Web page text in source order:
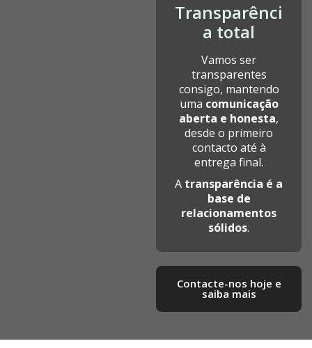
Transparênci
a total
Vamos ser
transparentes
consigo, mantendo
uma comunicação
aberta e honesta,
desde o primeiro
contacto até à
entrega final.
A transparência é a
base de
relacionamentos
sólidos.
Contacte-nos hoje e
saiba mais​